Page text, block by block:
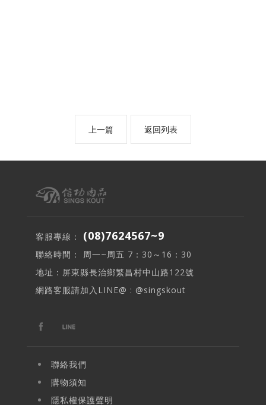
上一篇 返回列表
客服專線： (08)7624567~9
聯絡時間： 周一~周五 7：30～16：30
地址：屏東縣長治鄉繁昌村中山路122號
網路客服請加入LINE@ : @singskout
聯絡我們
購物須知
隱私權保護聲明